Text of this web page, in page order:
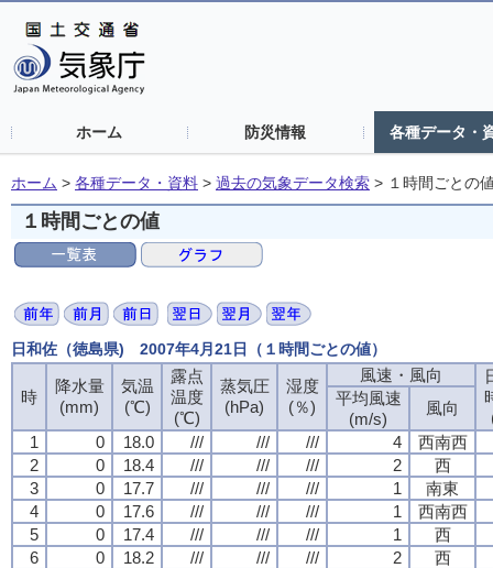
ホーム 防災情報 各種データ・
ホーム > 各種データ・資料 > 過去の気象データ検索 > １時間ごとの
１時間ごとの値
日和佐（徳島県) 2007年4月21日（１時間ごとの値）
時
降水量
(mm)
気温
(℃)
露点
温度
(℃)
蒸気圧
(hPa)
湿度
(％)
風速・風向
平均風速
(m/s)
風向
1
0 18.0 /// /// /// 4
西南西
2
0 18.4 /// /// /// 2
西
3
0 17.7 /// /// /// 1
南東
4
0 17.6 /// /// /// 1
西南西
5
0 17.4 /// /// /// 1
西
6
0 18.2 /// /// /// 2
西